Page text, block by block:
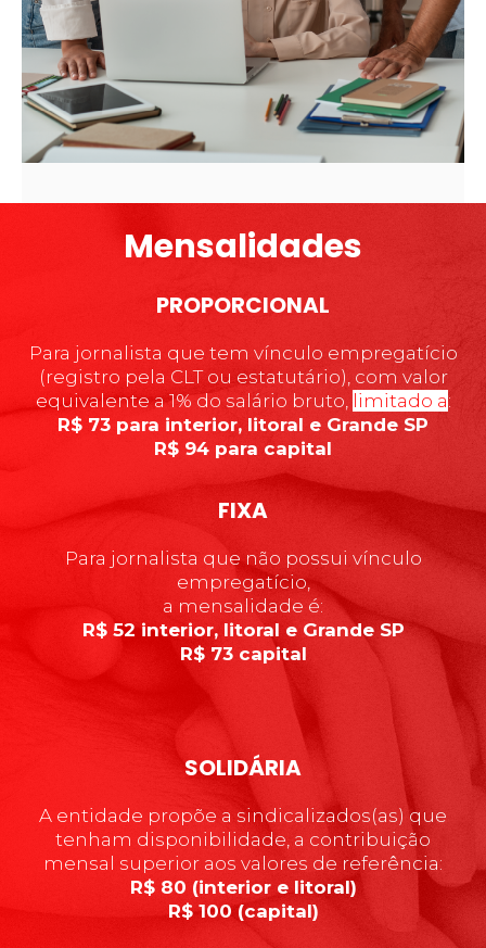
Mensalidades
PROPORCIONAL
Para jornalista que tem vínculo empregatício
(registro pela CLT ou estatutário), com valor
equivalente a 1% do salário bruto, limitado a:
R$ 73 para interior, litoral e Grande SP
R$ 94 para capital
FIXA
Para jornalista que não possui vínculo
empregatício,
a mensalidade é:
R$ 52 interior, litoral e Grande SP
R$ 73 capital
SOLIDÁRIA
A entidade propõe a sindicalizados(as) que
tenham disponibilidade, a contribuição
mensal superior aos valores de referência:
R$ 80 (interior e litoral)
R$ 100 (capital)